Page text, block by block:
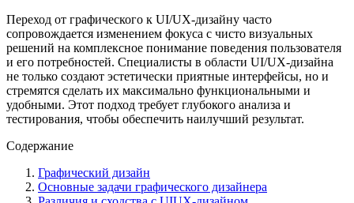
Переход от графического к UI/UX-дизайну часто
сопровождается изменением фокуса с чисто визуальных
решений на комплексное понимание поведения пользователя
и его потребностей. Специалисты в области UI/UX-дизайна
не только создают эстетически приятные интерфейсы, но и
стремятся сделать их максимально функциональными и
удобными. Этот подход требует глубокого анализа и
тестирования, чтобы обеспечить наилучший результат.
Содержание
Графический дизайн
Основные задачи графического дизайнера